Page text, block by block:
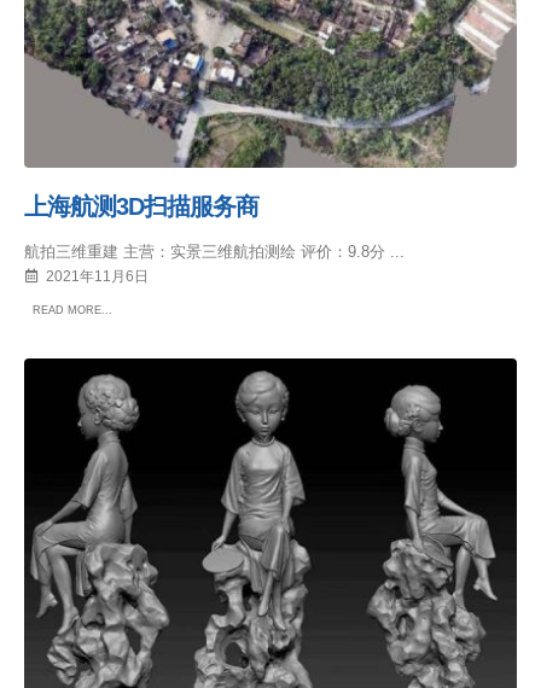
上海航测3D扫描服务商
航拍三维重建 主营：实景三维航拍测绘 评价：9.8分 ...
2021年11月6日
READ MORE...